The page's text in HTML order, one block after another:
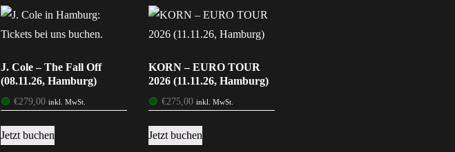
J. Cole – The Fall Off
(08.11.26, Hamburg)
🟢 €279,00 inkl. MwSt.
Jetzt buchen
KORN – EURO TOUR
2026 (11.11.26, Hamburg)
🟢 €275,00 inkl. MwSt.
Jetzt buchen